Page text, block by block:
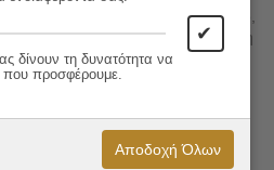
καπιταλιστές. Στο οικονομικό,
να υφίστανται καθημερινά μια σχέση
εργοστάσιο, από τον καπιταλιστή,
μηχανές. Και στο ιδεολογικό, κάτι
εποχή του νεοφιλελευθερισμού:
υποδούλωσης, αυτός ο
οι Marx και Engels,
δεδηλωμένο στόχο του
✔
δίνουν τη δυνατότητα να
που προσφέρουμε.
Αποδοχή Όλων